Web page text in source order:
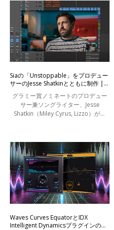
いただき
Siaの「Unstoppable」をプロデュー
サーのJesse Shatkinとともに制作 |
Waves × Sony Music Publishing プレ
ゼンツ
グラミー賞ノミネートのプロデュー
サー兼ソングライター、Jesse
Shatkin（Miley Cyrus, Lizzo）が、
(2025年2月13日 | 79,691 回視聴) 彼
がプロデュ
Waves Curves EquatorとIDX
Intelligent Dynamicsプラグインの違